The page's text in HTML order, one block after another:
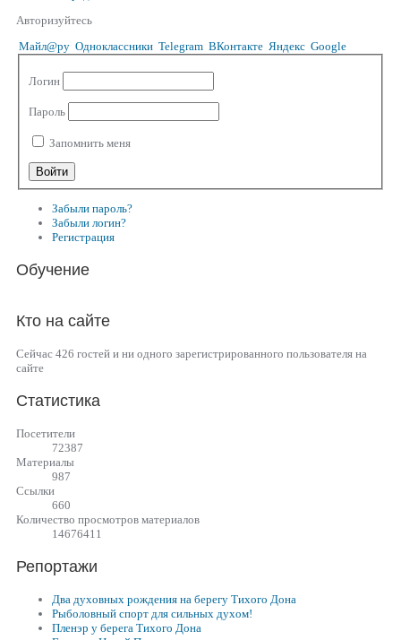
Авторизуйтесь
Майл@ру Одноклассники Telegram ВКонтакте Яндекс Google
Логин
Пароль
Запомнить меня
Забыли пароль?
Забыли логин?
Регистрация
Обучение
Кто на сайте
Сейчас 426 гостей и ни одного зарегистрированного пользователя на
сайте
Статистика
Посетители
72387
Материалы
987
Cсылки
660
Количество просмотров материалов
14676411
Репортажи
Два духовных рождения на берегу Тихого Дона
Рыболовный спорт для сильных духом!
Пленэр у берега Тихого Дона